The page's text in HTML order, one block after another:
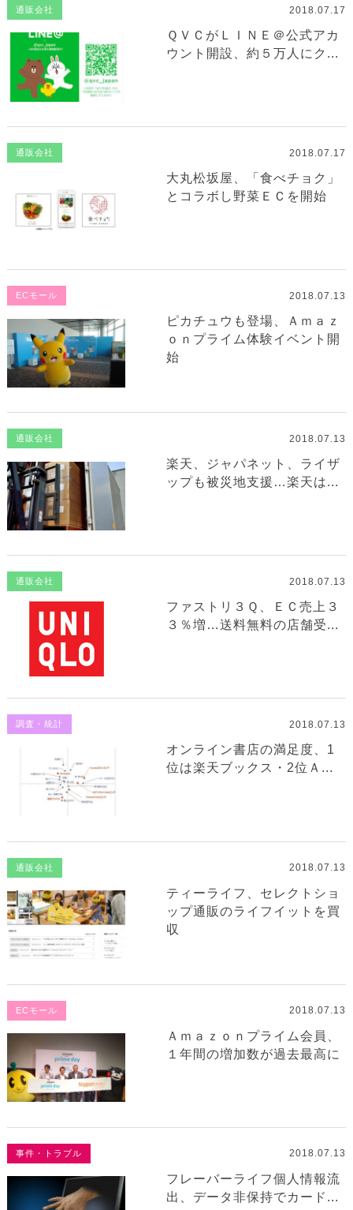
通販会社 2018.07.17
ＱＶＣがＬＩＮＥ＠公式アカ
ウント開設、約５万人にク...
通販会社 2018.07.17
大丸松坂屋、「食べチョク」
とコラボし野菜ＥＣを開始
ECモール 2018.07.13
ピカチュウも登場、Ａｍａｚ
ｏｎプライム体験イベント開
始
通販会社 2018.07.13
楽天、ジャパネット、ライザ
ップも被災地支援…楽天は...
通販会社 2018.07.13
ファストリ３Ｑ、ＥＣ売上３
３％増…送料無料の店舗受...
調査・統計 2018.07.13
オンライン書店の満足度、1
位は楽天ブックス・2位Ａ...
通販会社 2018.07.13
ティーライフ、セレクトショ
ップ通販のライフイットを買
収
ECモール 2018.07.13
Ａｍａｚｏｎプライム会員、
１年間の増加数が過去最高に
事件・トラブル 2018.07.13
フレーバーライフ個人情報流
出、データ非保持でカード...